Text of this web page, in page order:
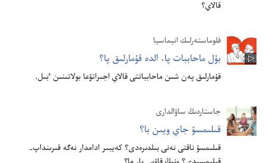
قالاي؟‏
فلوماستە‌رلىك انيماسيا
بۇ‌ل ماحاببات پا،‏ الدە قۇ‌مارلىق پا؟‏
قۇ‌مارلىق پە‌ن شىن ماحابباتتى قالاي اجىراتۋعا بولاتىنىن ٴ‌بىل.‏
جاستاردىڭ ساۋالدارى
قىلىمسۋ جاي ويىن با؟‏
قىلىمسۋ ناقتى نە‌نى بىلدىرە‌دى؟‏ كە‌يبىر ادامدار نە‌گە قىرىنداپ-‏